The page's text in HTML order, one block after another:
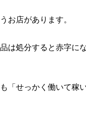
お店があります。
は処分すると赤字に
「せっかく働いて稼